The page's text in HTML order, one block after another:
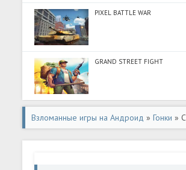
PIXEL BATTLE WAR
GRAND STREET FIGHT
Взломанные игры на Андроид »Гонки »
Engines (Разблокировано все) на